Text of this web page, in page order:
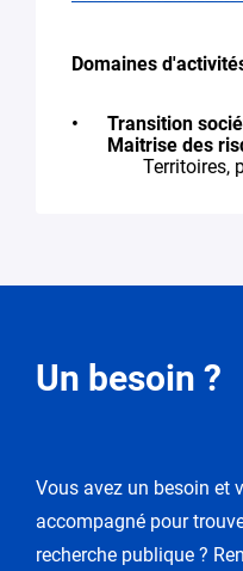
Domaines
Transition
Maitrise des
Territoires,
de
Vous
entrez
dans
Un besoin ?
Vous avez un besoin et
accompagné pour
recherche publique ?